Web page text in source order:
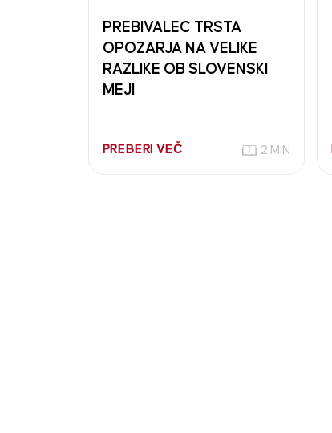
PREBIVALEC TRSTA
OPOZARJA NA VELIKE
RAZLIKE OB SLOVENSKI
MEJI
PREBERI VEČ 2 MIN